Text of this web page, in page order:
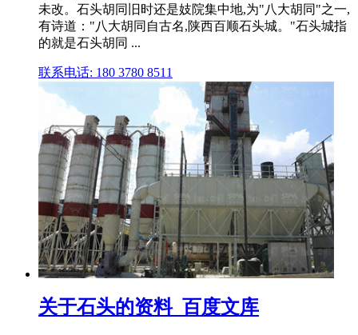
未改。石头胡同旧时还是妓院集中地,为"八大胡同"之一,
有诗道："八大胡同自古名,陕西百顺石头城。"石头城指
的就是石头胡同 ...
联系电话: 180 3780 8511
关于石头的资料_百度文库